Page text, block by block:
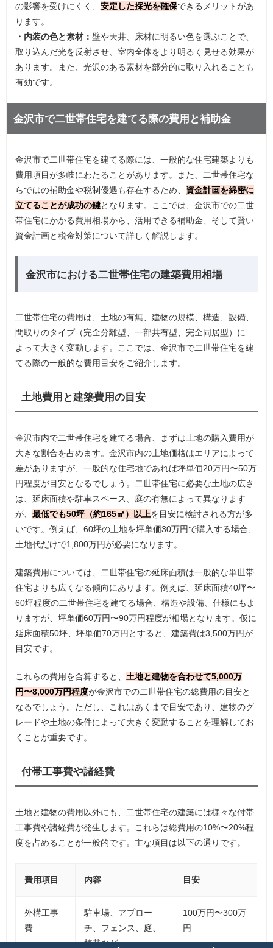
の影響を受けにくく、安定した採光を確保できるメリットがあ
ります。
・内装の色と素材：壁や天井、床材に明るい色を選ぶことで、
取り込んだ光を反射させ、室内全体をより明るく見せる効果が
あります。また、光沢のある素材を部分的に取り入れることも
有効です。
金沢市で二世帯住宅を建てる際の費用と補助金
金沢市で二世帯住宅を建てる際には、一般的な住宅建築よりも
費用項目が多岐にわたることがあります。また、二世帯住宅な
らではの補助金や税制優遇も存在するため、 資金計画を綿密に
立てることが成功の鍵となります。ここでは、金沢市での二世
帯住宅にかかる費用相場から、活用できる補助金、そして賢い
資金計画と税金対策について詳しく解説します。
金沢市における二世帯住宅の建築費用相場
二世帯住宅の費用は、土地の有無、建物の規模、構造、設備、
間取りのタイプ（完全分離型、一部共有型、完全同居型）に
よって大きく変動します。ここでは、金沢市で二世帯住宅を建
てる際の一般的な費用目安をご紹介します。
土地費用と建築費用の目安
金沢市内で二世帯住宅を建てる場合、まずは土地の購入費用が
大きな割合を占めます。金沢市内の土地価格はエリアによって
差がありますが、一般的な住宅地であれば坪単価20万円〜50万
円程度が目安となるでしょう。二世帯住宅に必要な土地の広さ
は、延床面積や駐車スペース、庭の有無によって異なります
が、最低でも50坪（約165㎡）以上を目安に検討される方が多
いです。例えば、60坪の土地を坪単価30万円で購入する場合、
土地代だけで1,800万円が必要になります。
建築費用については、二世帯住宅の延床面積は一般的な単世帯
住宅よりも広くなる傾向にあります。例えば、延床面積40坪〜
60坪程度の二世帯住宅を建てる場合、構造や設備、仕様にもよ
りますが、坪単価60万円〜90万円程度が相場となります。仮に
延床面積50坪、坪単価70万円とすると、建築費は3,500万円が
目安です。
これらの費用を合算すると、 土地と建物を合わせて5,000万
円〜8,000万円程度が金沢市での二世帯住宅の総費用の目安と
なるでしょう。ただし、これはあくまで目安であり、建物のグ
レードや土地の条件によって大きく変動することを理解してお
くことが重要です。
付帯工事費や諸経費
土地と建物の費用以外にも、二世帯住宅の建築には様々な付帯
工事費や諸経費が発生します。これらは総費用の10%〜20%程
度を占めることが一般的です。主な項目は以下の通りです。
費用項目 内容 目安
外構工事
費
駐車場、アプロー
チ、フェンス、庭、
植栽など
100万円〜300万
円